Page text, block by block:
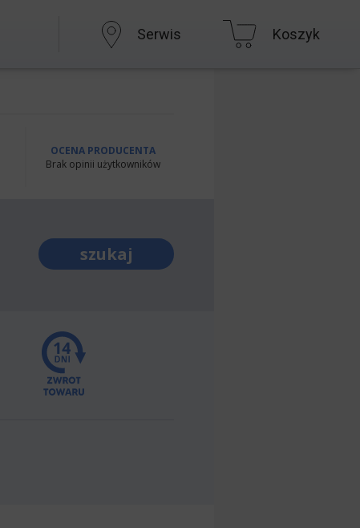
Serwis Koszyk
OCENA PRODUCENTA
Brak opinii użytkowników
szukaj